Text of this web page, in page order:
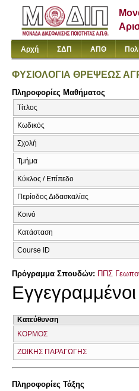
Αρχή ΣΔΠ ΑΠΘ
ΦΥΣΙΟΛΟΓΙΑ ΘΡΕΨΕΩΣ
Πληροφορίες Μαθήματος
Τίτλος
Κωδικός
Σχολή
Τμήμα
Κύκλος / Επίπεδο
Περίοδος Διδασκαλίας
Κοινό
Κατάσταση
Course ID
Πρόγραμμα Σπουδών: ΠΠΣ
Εγγεγραμμένοι
Κατεύθυνση
ΚΟΡΜΟΣ
ΖΩΙΚΗΣ ΠΑΡΑΓΩΓΗΣ
Πληροφορίες Τάξης